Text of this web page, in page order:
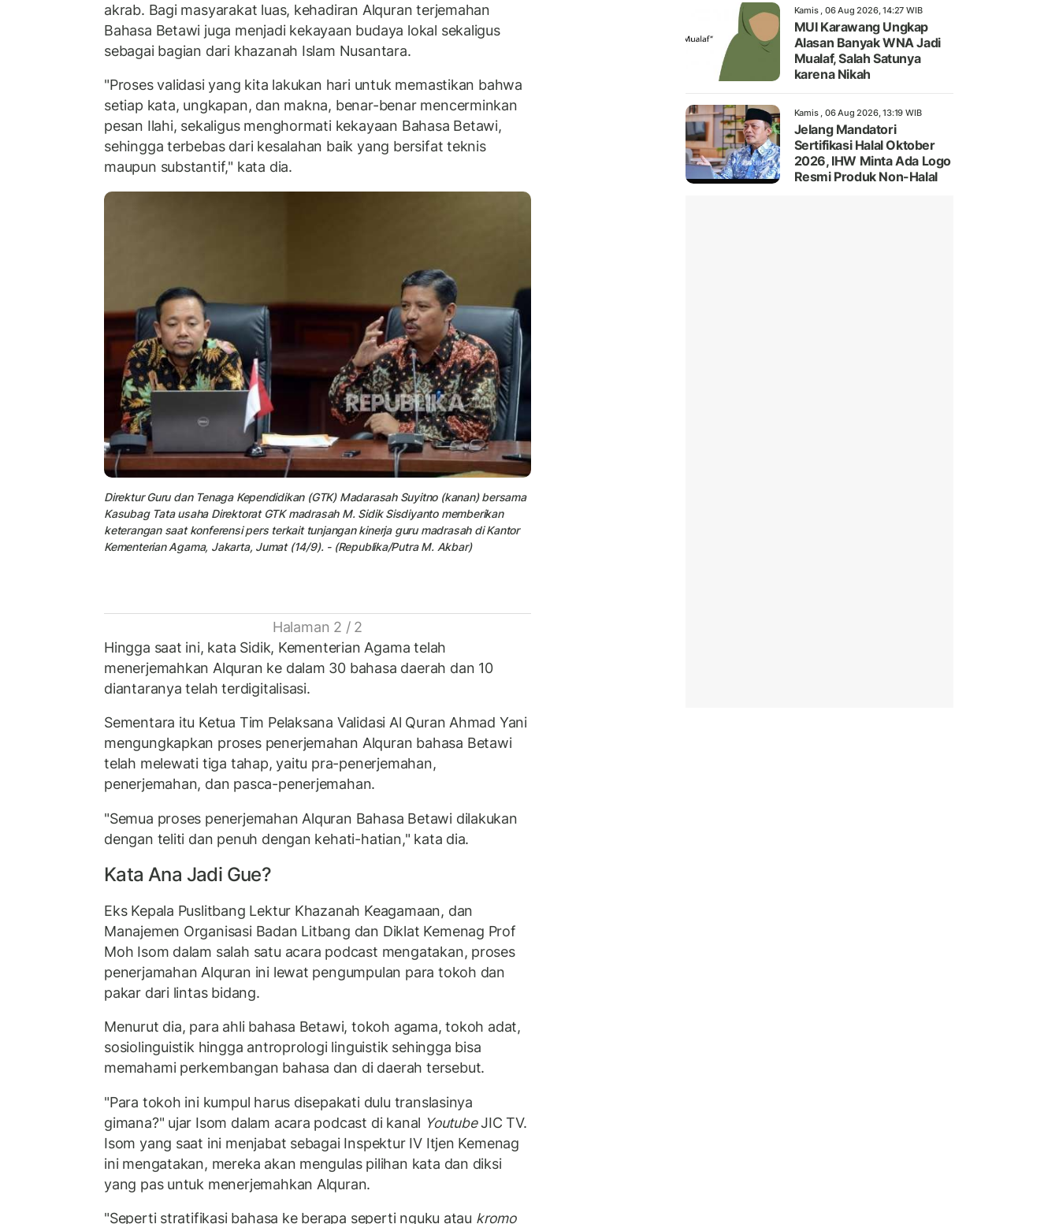
akrab. Bagi masyarakat luas, kehadiran Alquran terjemahan
Bahasa Betawi juga menjadi kekayaan budaya lokal sekaligus
sebagai bagian dari khazanah Islam Nusantara.
"Proses validasi yang kita lakukan hari untuk memastikan bahwa
setiap kata, ungkapan, dan makna, benar-benar mencerminkan
pesan Ilahi, sekaligus menghormati kekayaan Bahasa Betawi,
sehingga terbebas dari kesalahan baik yang bersifat teknis
maupun substantif," kata dia.
Direktur Guru dan Tenaga Kependidikan (GTK) Madarasah Suyitno (kanan) bersama
Kasubag Tata usaha Direktorat GTK madrasah M. Sidik Sisdiyanto memberikan
keterangan saat konferensi pers terkait tunjangan kinerja guru madrasah di Kantor
Kementerian Agama, Jakarta, Jumat (14/9). - (Republika/Putra M. Akbar)
Halaman 2 / 2
Hingga saat ini, kata Sidik, Kementerian Agama telah
menerjemahkan Alquran ke dalam 30 bahasa daerah dan 10
diantaranya telah terdigitalisasi.
Sementara itu Ketua Tim Pelaksana Validasi Al Quran Ahmad Yani
mengungkapkan proses penerjemahan Alquran bahasa Betawi
telah melewati tiga tahap, yaitu pra-penerjemahan,
penerjemahan, dan pasca-penerjemahan.
"Semua proses penerjemahan Alquran Bahasa Betawi dilakukan
dengan teliti dan penuh dengan kehati-hatian," kata dia.
Kata Ana Jadi Gue?
Eks Kepala Puslitbang Lektur Khazanah Keagamaan, dan
Manajemen Organisasi Badan Litbang dan Diklat Kemenag Prof
Moh Isom dalam salah satu acara podcast mengatakan, proses
penerjamahan Alquran ini lewat pengumpulan para tokoh dan
pakar dari lintas bidang.
Menurut dia, para ahli bahasa Betawi, tokoh agama, tokoh adat,
sosiolinguistik hingga antroprologi linguistik sehingga bisa
memahami perkembangan bahasa dan di daerah tersebut.
"Para tokoh ini kumpul harus disepakati dulu translasinya
gimana?" ujar Isom dalam acara podcast di kanal YoutubeJIC TV.
Isom yang saat ini menjabat sebagai Inspektur IV Itjen Kemenag
ini mengatakan, mereka akan mengulas pilihan kata dan diksi
yang pas untuk menerjemahkan Alquran.
"Seperti stratifikasi bahasa ke berapa seperti nguku atau kromo
Kamis , 06 Aug 2026, 14:27 WIB
MUI Karawang Ungkap
Alasan Banyak WNA Jadi
Mualaf, Salah Satunya
karena Nikah
Kamis , 06 Aug 2026, 13:19 WIB
Jelang Mandatori
Sertifikasi Halal Oktober
2026, IHW Minta Ada Logo
Resmi Produk Non-Halal